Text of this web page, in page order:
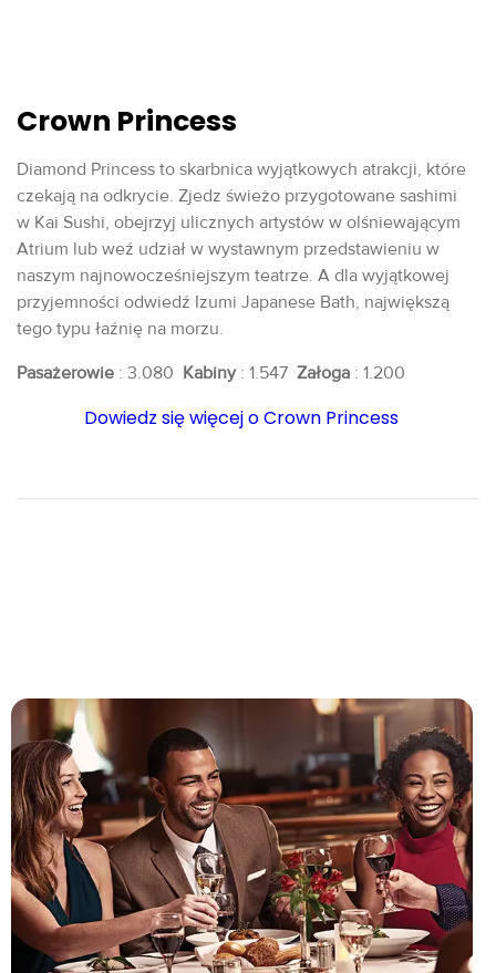
Crown Princess
Diamond Princess to skarbnica wyjątkowych atrakcji, które
czekają na odkrycie. Zjedz świeżo przygotowane sashimi
w Kai Sushi, obejrzyj ulicznych artystów w olśniewającym
Atrium lub weź udział w wystawnym przedstawieniu w
naszym najnowocześniejszym teatrze. A dla wyjątkowej
przyjemności odwiedź Izumi Japanese Bath, największą
tego typu łaźnię na morzu.
Pasażerowie : 3.080 Kabiny: 1.547 Załoga : 1.200
Dowiedz się więcej o Crown Princess